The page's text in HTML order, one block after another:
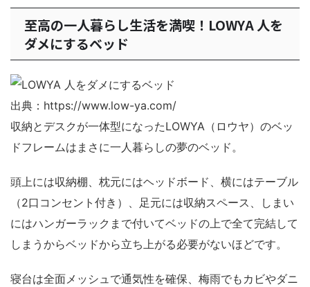
至高の一人暮らし生活を満喫！LOWYA 人を
ダメにするベッド
出典：https://www.low-ya.com/
収納とデスクが一体型になったLOWYA（ロウヤ）のベッ
ドフレームはまさに一人暮らしの夢のベッド。
頭上には収納棚、枕元にはヘッドボード、横にはテーブル
（2口コンセント付き）、足元には収納スペース、しまい
にはハンガーラックまで付いてベッドの上で全て完結して
しまうからベッドから立ち上がる必要がないほどです。
寝台は全面メッシュで通気性を確保、梅雨でもカビやダニ